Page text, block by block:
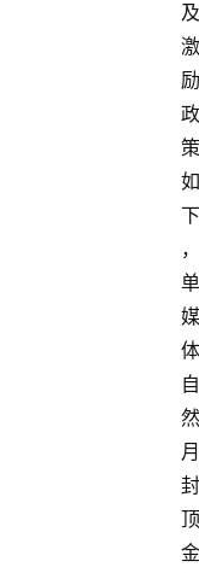
及
激
励
政
策
如
下
，
单
媒
体
自
然
月
封
顶
金